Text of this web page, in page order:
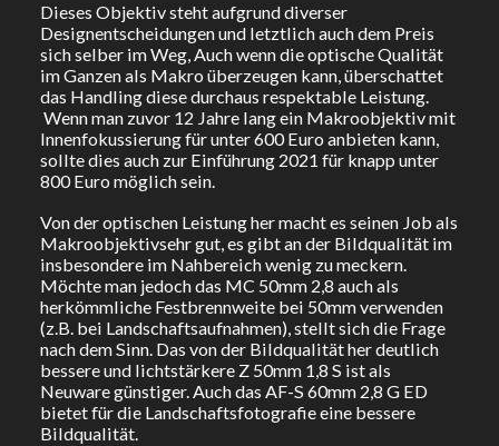
Dieses Objektiv steht aufgrund diverser
Designentscheidungen und letztlich auch dem Preis
sich selber im Weg, Auch wenn die optische Qualität
im Ganzen als Makro überzeugen kann, überschattet
das Handling diese durchaus respektable Leistung.
Wenn man zuvor 12 Jahre lang ein Makroobjektiv mit
Innenfokussierung für unter 600 Euro anbieten kann,
sollte dies auch zur Einführung 2021 für knapp unter
800 Euro möglich sein.
Von der optischen Leistung her macht es seinen Job als
Makroobjektivsehr gut, es gibt an der Bildqualität im
insbesondere im Nahbereich wenig zu meckern.
Möchte man jedoch das MC 50mm 2,8 auch als
herkömmliche Festbrennweite bei 50mm verwenden
(z.B. bei Landschaftsaufnahmen), stellt sich die Frage
nach dem Sinn. Das von der Bildqualität her deutlich
bessere und lichtstärkere Z 50mm 1,8 S ist als
Neuware günstiger. Auch das AF-S 60mm 2,8 G ED
bietet für die Landschaftsfotografie eine bessere
Bildqualität.